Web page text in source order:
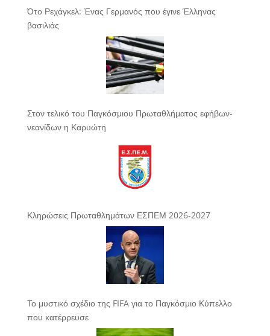
Ότο Ρεχάγκελ: Ένας Γερμανός που έγινε Έλληνας
βασιλιάς
Στον τελικό του Παγκόσμιου Πρωταθλήματος εφήβων-
νεανίδων η Καρυώτη
Κληρώσεις Πρωταθλημάτων ΕΣΠΕΜ 2026-2027
Το μυστικό σχέδιο της FIFA για το Παγκόσμιο Κύπελλο
που κατέρρευσε